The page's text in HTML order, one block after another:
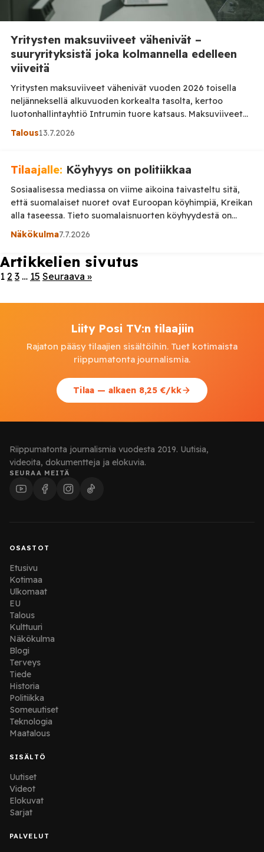
Yritysten maksuviiveet vähenivät –
suuryrityksistä joka kolmannella edelleen
viiveitä
Yritysten maksuviiveet vähenivät vuoden 2026 toisella
neljänneksellä alkuvuoden korkealta tasolta, kertoo
luotonhallintayhtiö Intrumin tuore katsaus. Maksuviiveet
ovat kuitenkin edelleen selvästi yleisempiä suurissa
729 yrityksellä eli 5,56 prosentilla tarkastelluista
yrityksistä. Maksuviiveellisten yritysten osuus laski 2,5
prosenttia edellisestä vuosineljänneksestä ja oli lähes
samalla tasolla kuin […]
Talous13.7.2026
Tilaajalle: Köyhyys on politiikkaa
Sosiaalisessa mediassa on viime aikoina taivasteltu sitä,
että suomalaiset nuoret ovat Euroopan köyhimpiä, Kreikan
alla taseessa. Tieto suomalaisnuorten köyhyydestä on
peräisin euroalueen keskuspankilta EKP:lta, joka kartoittaa
nuorten varallisuutta vuodesta 2010. Suomi on ollut koko
ajan mediaanitulon alapuolella. Suomalaisnuorten tulot
kohosivat vuoteen 2017 asti, ja laskivat sen jälkeen jyrkästi.
Näkökulma7.7.2026
Artikkelien sivutus
1 2 3 … 15 Seuraava »
Liity Posi TV:n tilaajiin
Rajaton pääsy tilaajien sisältöihin. Tuet kotimaista
riippumatonta journalismia.
Tilaa — alkaen 8,25 €/kk
Riippumatonta journalismia vuodesta 2019. Uutisia,
videoita, dokumentteja ja elokuvia.
SEURAA MEITÄ
OSASTOT
Etusivu
Kotimaa
Ulkomaat
EU
Talous
Kulttuuri
Näkökulma
Blogi
Terveys
Tiede
Historia
Politiikka
Someuutiset
Teknologia
Maatalous
SISÄLTÖ
Uutiset
Videot
Elokuvat
Sarjat
PALVELUT